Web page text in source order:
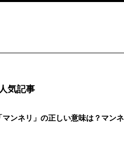
気記事
マンネリ」の正しい意味は？マン